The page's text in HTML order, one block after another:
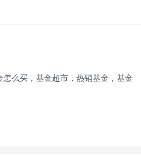
么买，基金超市，热销基金，基金